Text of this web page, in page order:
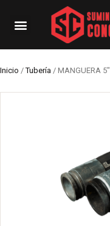
Inicio /Tubería / MANGUERA